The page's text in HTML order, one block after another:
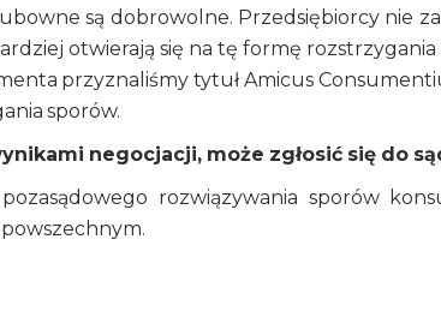
są dobrowolne. Przedsiębiorcy nie
otwierają się na tę formę
przyznaliśmy tytuł Amicus
sporów.
negocjacji, może zgłosić się do
rozwiązywania sporów